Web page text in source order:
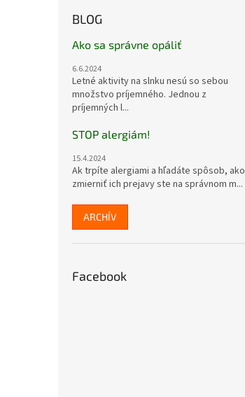
BLOG
Ako sa správne opáliť
6.6.2024
Letné aktivity na slnku nesú so sebou
množstvo príjemného. Jednou z
príjemných l...
STOP alergiám!
15.4.2024
Ak trpíte alergiami a hľadáte spôsob, ako
zmierniť ich prejavy ste na správnom m...
ARCHÍV
Facebook